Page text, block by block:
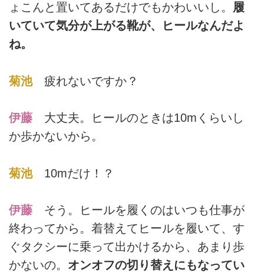
ょこんと置いてあるだけでもかわいいし。 履
いていて気分が上がる靴が、ヒールなんだよ
ね。
菊池疲れないですか？
伊藤 大丈夫。ヒールのときは10mくらいし
か歩かないから。
菊池10mだけ！？
伊藤 そう。ヒールを履くのはいつも仕事が
終わってから。着替えてヒールを履いて、す
ぐタクシーに乗って出かけるから、あまり歩
かないの。 オンオフの切り替えにもなってい